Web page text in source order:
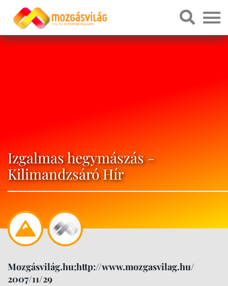
Izgalmas hegymászás -
Kilimandzsáró Hír
Mozgásvilág.hu;http://www.mozgasvilag.hu/
2007/11/29